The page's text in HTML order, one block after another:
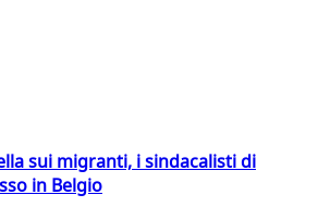
sui migranti, i sindacalisti di
in Belgio